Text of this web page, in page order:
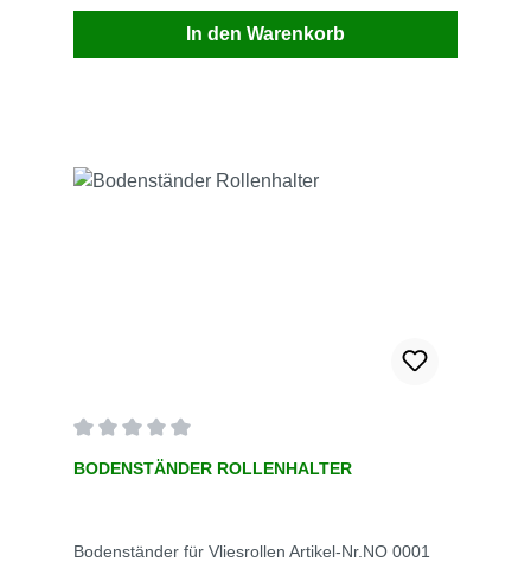
In den Warenkorb
Durchschnittliche Bewertung von 0 von 5 Sternen
BODENSTÄNDER ROLLENHALTER
Bodenständer für Vliesrollen Artikel-Nr.NO 0001